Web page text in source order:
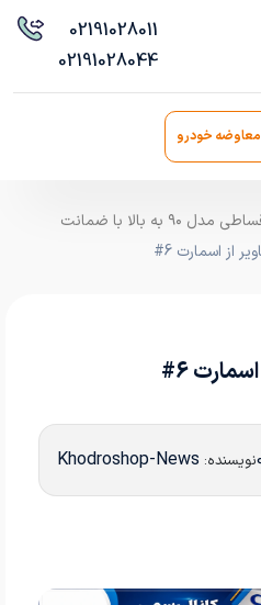
02191028011
02191028044
معاوضه خودرو
خودرو شاپ، خرید و فروش خودرو اقساطی مدل ۹۰ به بالا با ضمانت
از اسمارت 6#
6#
نویسنده: Khodroshop-News